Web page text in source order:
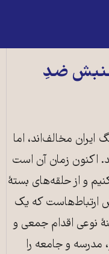
جنبش ضدِ
ایران مخالف‌اند، اما
اکنون زمان آن است
و از حلقه‌های بستهٔ
ارتباط‌هاست که یک
نوعی اقدام جمعی و
و جامعه را